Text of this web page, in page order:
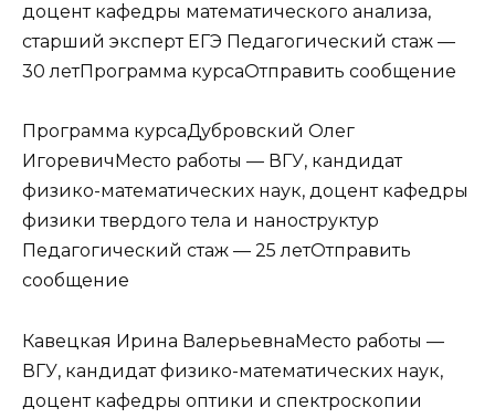
доцент кафедры математического анализа,
старший эксперт ЕГЭ Педагогический стаж —
30 летПрограмма курсаОтправить сообщение
Программа курсаДубровский Олег
ИгоревичМесто работы — ВГУ, кандидат
физико-математических наук, доцент кафедры
физики твердого тела и наноструктур
Педагогический стаж — 25 летОтправить
сообщение
Кавецкая Ирина ВалерьевнаМесто работы —
ВГУ, кандидат физико-математических наук,
доцент кафедры оптики и спектроскопии